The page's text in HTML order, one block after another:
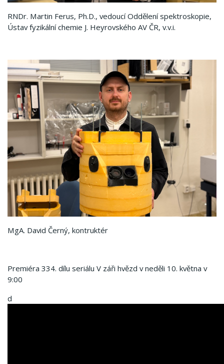
RNDr. Martin Ferus, Ph.D., vedoucí Oddělení spektroskopie,
Ústav fyzikální chemie J. Heyrovského AV ČR, v.v.i.
MgA. David Černý, kontruktér
Premiéra 334. dílu seriálu V záři hvězd v neděli 10. května v
9:00
d